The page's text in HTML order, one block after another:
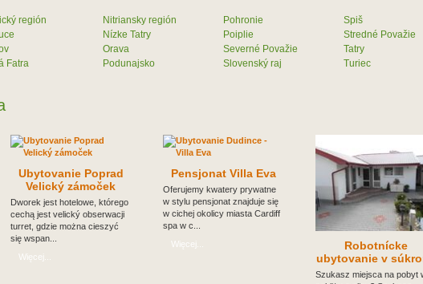
región
Fatra
Nitriansky región
Nízke Tatry
Orava
Podunajsko
Pohronie
Poiplie
Severné Považie
Slovenský raj
Spiš
Stredné Považie
Tatry
Turiec
Ubytovanie Poprad
Velický zámoček
Dworek jest hotelowe, którego
cechą jest velický obserwacji
turret, gdzie można cieszyć
się wspan...
Więcej...
Pensjonat Villa Eva
Oferujemy kwatery prywatne
w stylu pensjonat znajduje się
w cichej okolicy miasta Cardiff
spa w c...
Więcej...
Robotnícke
ubytovanie v
Szukasz miejsca na pobyt